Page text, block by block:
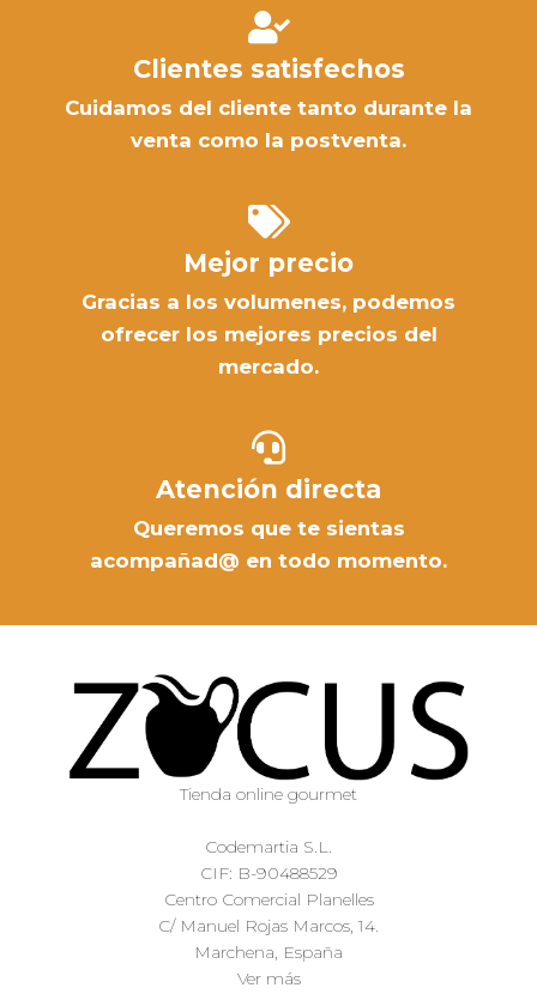
Clientes satisfechos
Cuidamos del cliente tanto durante la
venta como la postventa.
Mejor precio
Gracias a los volumenes, podemos
ofrecer los mejores precios del
mercado.
Atención directa
Queremos que te sientas
acompañad@ en todo momento.
Tienda online gourmet
Codemartia S.L.
CIF: B-90488529
Centro Comercial Planelles
C/ Manuel Rojas Marcos, 14.
Marchena, España
Ver más